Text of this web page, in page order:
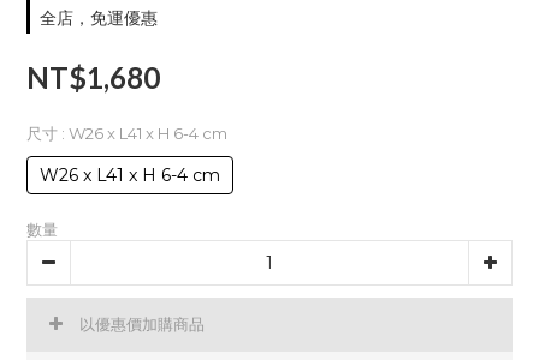
全店，免運優惠
NT$1,680
尺寸 : W26 x L41 x H 6-4 cm
W26 x L41 x H 6-4 cm
數量
以優惠價加購商品